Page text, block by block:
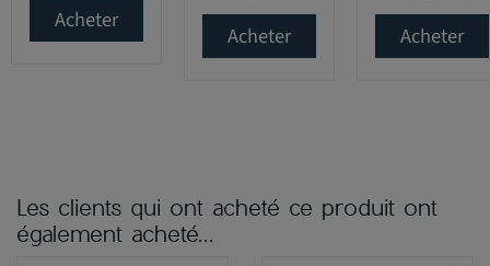
Acheter
Acheter Acheter
Les clients qui ont acheté ce produit ont
également acheté...